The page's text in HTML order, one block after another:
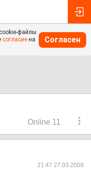
файлы.
согласие на
Согласен
Online 11
21:47 27.03.2008